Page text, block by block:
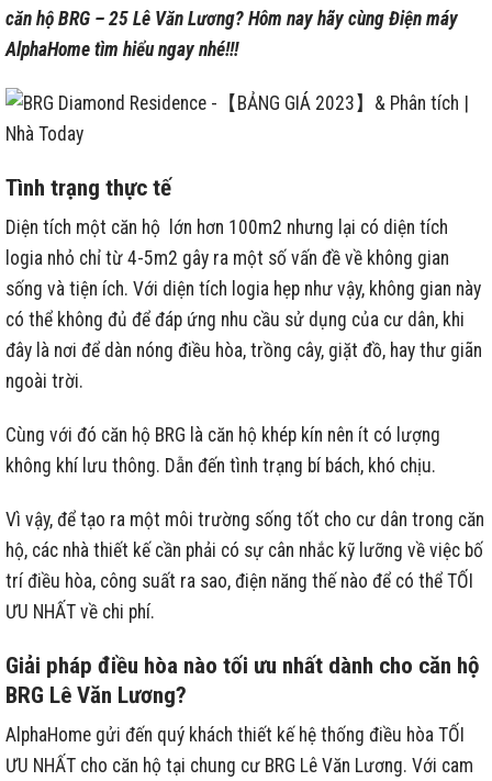
căn hộ BRG – 25 Lê Văn Lương? Hôm nay hãy cùng Điện máy
AlphaHome tìm hiểu ngay nhé!!!
Tình trạng thực tế
Diện tích một căn hộ lớn hơn 100m2 nhưng lại có diện tích
logia nhỏ chỉ từ 4-5m2 gây ra một số vấn đề về không gian
sống và tiện ích. Với diện tích logia hẹp như vậy, không gian này
có thể không đủ để đáp ứng nhu cầu sử dụng của cư dân, khi
đây là nơi để dàn nóng điều hòa, trồng cây, giặt đồ, hay thư giãn
ngoài trời.
Cùng với đó căn hộ BRG là căn hộ khép kín nên ít có lượng
không khí lưu thông. Dẫn đến tình trạng bí bách, khó chịu.
Vì vậy, để tạo ra một môi trường sống tốt cho cư dân trong căn
hộ, các nhà thiết kế cần phải có sự cân nhắc kỹ lưỡng về việc bố
trí điều hòa, công suất ra sao, điện năng thế nào để có thể TỐI
ƯU NHẤT về chi phí.
Giải pháp điều hòa nào tối ưu nhất dành cho căn hộ
BRG Lê Văn Lương?
AlphaHome gửi đến quý khách thiết kế hệ thống điều hòa TỐI
ƯU NHẤT cho căn hộ tại chung cư BRG Lê Văn Lương. Với cam